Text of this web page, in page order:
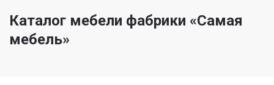
Каталог мебели фабрики «Самая
мебель»